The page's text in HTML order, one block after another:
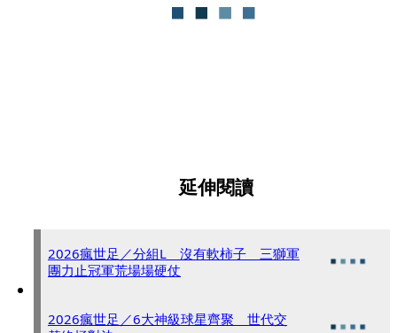
延伸閱讀
2026瘋世足／分組L 沒有軟柿子 三獅軍
團力止冠軍荒場場硬仗
2026瘋世足／6大神級球星齊聚 世代交